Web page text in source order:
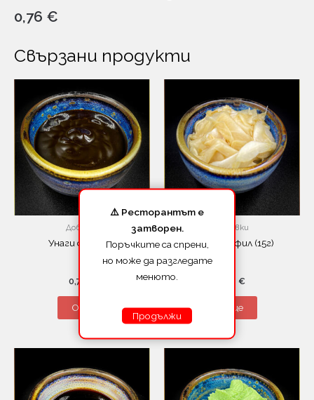
0,76 €
Свързани продукти
Добавки
Унаги сос (20г)
0,76
Още
Добавки
Джинджифил (15г)
€
Още
⚠️ Ресторантът е
затворен.
Поръчките са спрени,
но може да разгледате
менюто.
Продължи